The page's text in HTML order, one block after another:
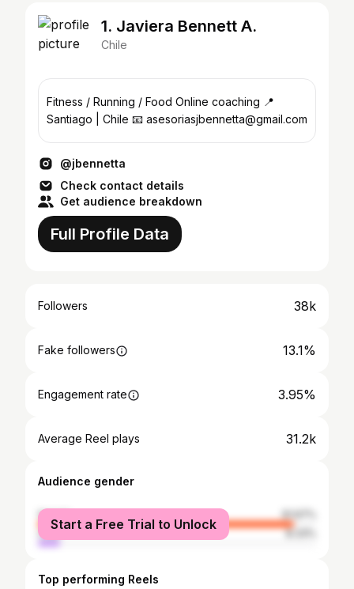
1. Javiera Bennett A.
Chile
Fitness / Running / Food Online coaching 📍
Santiago | Chile 📧 asesoriasjbennetta@gmail.com
@jbennetta
Check contact details
Get audience breakdown
Full Profile Data
Followers 38k
Fake followers 13.1%
Engagement rate 3.95%
Average Reel plays 31.2k
Audience gender
female
91.67%
male
8.33%
Start a Free Trial to Unlock
Top performing Reels